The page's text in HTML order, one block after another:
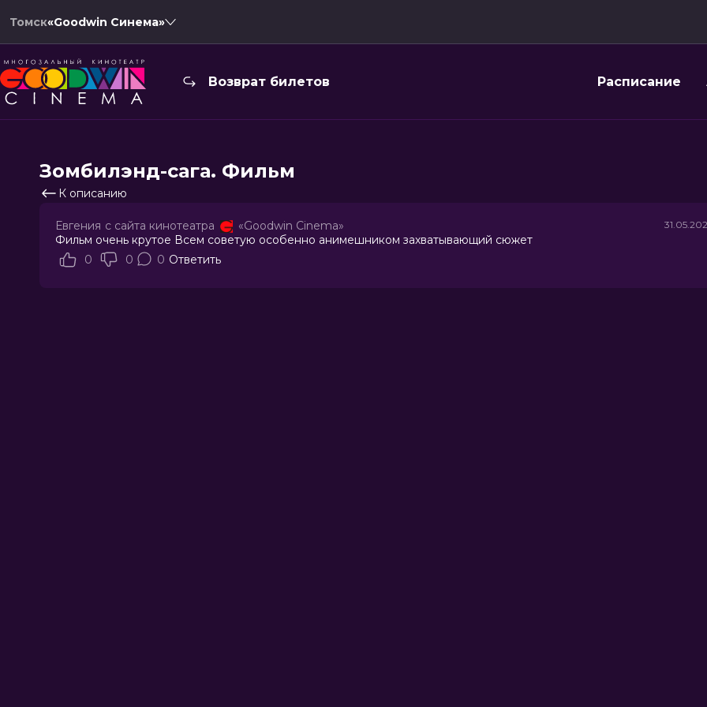
Томск«Goodwin Синема»
Возврат билетов Расписание
Зомбилэнд-сага. Фильм
К описанию
Евгения с сайта кинотеатра «Goodwin Cinema»
Фильм очень крутое Всем советую особенно анимешником захватывающий сюжет
0
0 0 Ответить